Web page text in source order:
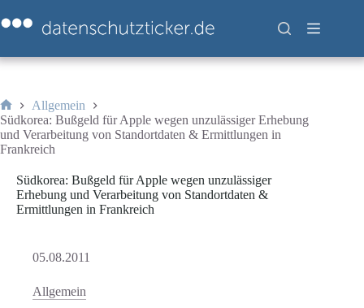
Inhalt
springen
Start
Allgemein
Südkorea: Bußgeld für Apple wegen unzulässiger Erhebung
und Verarbeitung von Standortdaten & Ermittlungen in
Frankreich
Südkorea: Bußgeld für Apple wegen unzulässiger
Erhebung und Verarbeitung von Standortdaten &
Ermittlungen in Frankreich
05.08.2011
Allgemein